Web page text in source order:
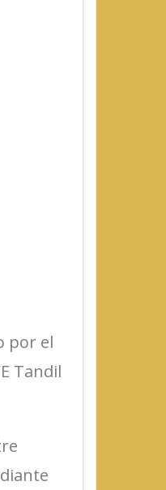
por el
Tandil